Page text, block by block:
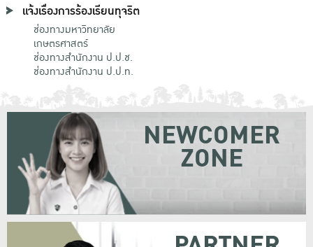
แจ้งเรื่องการร้องเรียนทุจริต
ช่องทางมหาวิทยาลัย
เกษตรศาสตร์
ช่องทางสำนักงาน ป.ป.ช.
ช่องทางสำนักงาน ป.ป.ท.
NEWCOMER
ZONE